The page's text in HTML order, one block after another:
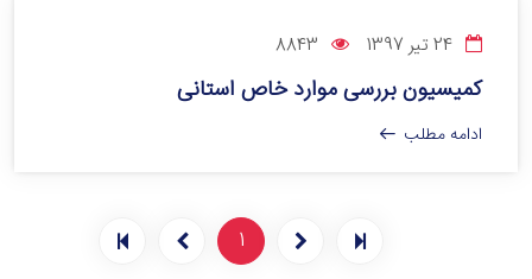
کمیسیون بررسی موارد خاص استانی
ادامه مطلب
1